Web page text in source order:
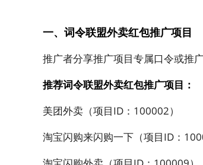
一、词令联盟外卖红包推广项目
推广者分享推广项目专属口令或推
推荐词令联盟外卖红包推广项目：
美团外卖（项目ID：100002）
淘宝闪购来闪购一下（项目ID：